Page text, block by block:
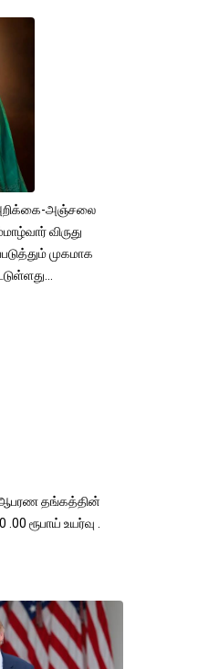
அஞ்சலை
விருது
முகமாக
தங்கத்தின்
ரூபாய் உயர்வு .